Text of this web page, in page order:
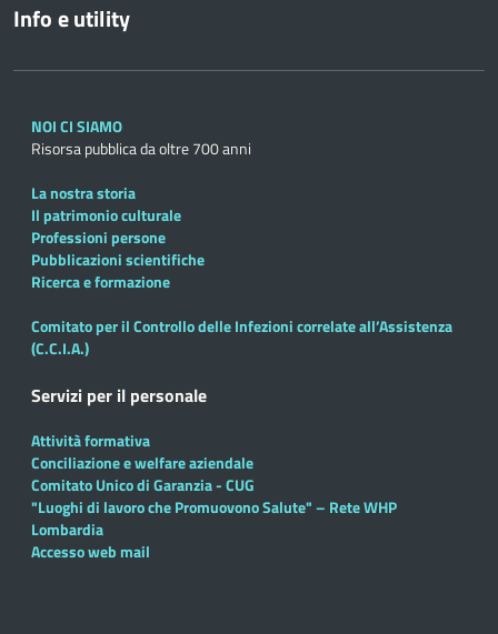
Info e utility
NOI CI SIAMO
Risorsa pubblica da oltre 700 anni
La nostra storia
Il patrimonio culturale
Professioni persone
Pubblicazioni scientifiche
Ricerca e formazione
Comitato per il Controllo delle Infezioni correlate all’Assistenza
(C.C.I.A.)
Servizi per il personale
Attività formativa
Conciliazione e welfare aziendale
Comitato Unico di Garanzia - CUG
"Luoghi di lavoro che Promuovono Salute" – Rete WHP
Lombardia
Accesso web mail